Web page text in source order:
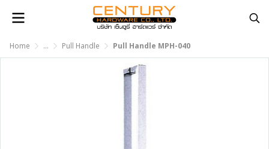
Home ... Pull Handle Pull Handle MPH-040